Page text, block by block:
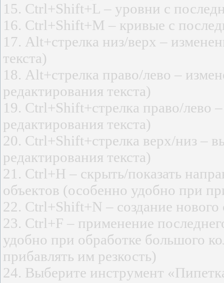
15. Ctrl+Shift+L – уровни c
16. Ctrl+Shift+M – кривые c
17. Alt+стрелка низ/верх –
текста)
18. Alt+стрелка право/лево –
редактирования текста)
19. Ctrl+Shift+стрелка право/лево
редактирования текста)
20. Сtrl+Shift+cтрелка верх/низ –
редактирования текста)
21. Ctrl+H – скрыть/показать
объектов (особенно удобно при
22. Ctrl+Shift+N – создание нового
23. Сtrl+F – применение
удобно при обработке большого
прибавлять им резкость)
24. Выберите инструмент